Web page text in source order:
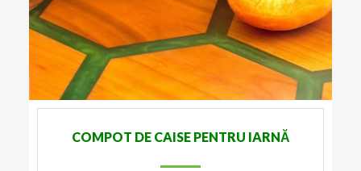
COMPOT DE CAISE PENTRU IARNĂ